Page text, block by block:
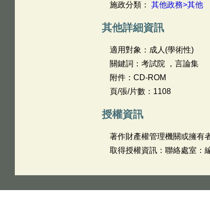
施政分類： 其他政務>其他
其他詳細資訊
適用對象：成人(學術性)
關鍵詞：考試院 ，言論集
附件：CD-ROM
頁/張/片數：1108
授權資訊
著作財產權管理機關或擁有
取得授權資訊：聯絡處室：